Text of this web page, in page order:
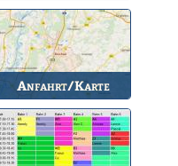
Unsere amtierende
Vorstandschaft.
Anfahrt/Karte
So können Sie uns
erreichen.